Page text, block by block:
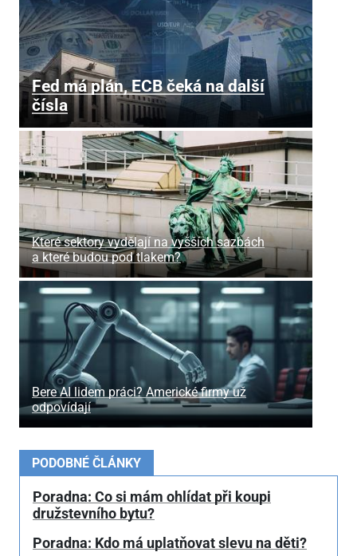
Fed má plán, ECB čeká na další
čísla
Které sektory vydělají na vyšších sazbách
a které budou pod tlakem?
Bere AI lidem práci? Americké firmy už
odpovídají
PODOBNÉ ČLÁNKY
Poradna: Co si mám ohlídat při koupi
družstevního bytu?
Poradna: Kdo má uplatňovat slevu na děti?